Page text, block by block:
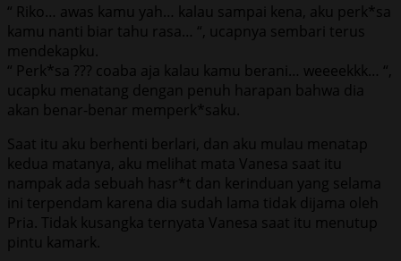
“ Riko… awas kamu yah… kalau sampai kena, aku perk*sa
kamu nanti biar tahu rasa… “, ucapnya sembari terus
mendekapku.
“ Perk*sa ??? coaba aja kalau kamu berani… weeeekkk… “,
ucapku menatang dengan penuh harapan bahwa dia
akan benar-benar memperk*saku.
Saat itu aku berhenti berlari, dan aku mulau menatap
kedua matanya, aku melihat mata Vanesa saat itu
nampak ada sebuah hasr*t dan kerinduan yang selama
ini terpendam karena dia sudah lama tidak dijama oleh
Pria. Tidak kusangka ternyata Vanesa saat itu menutup
pintu kamark.